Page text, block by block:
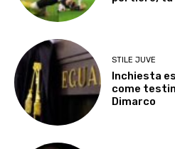
STILE JUVE
Inchiesta
come
Dimarco